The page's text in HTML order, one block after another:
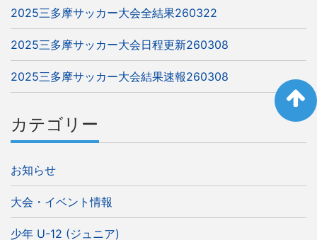
2025三多摩サッカー大会全結果260322
2025三多摩サッカー大会日程更新260308
2025三多摩サッカー大会結果速報260308
カテゴリー
お知らせ
大会・イベント情報
少年 U-12 (ジュニア)